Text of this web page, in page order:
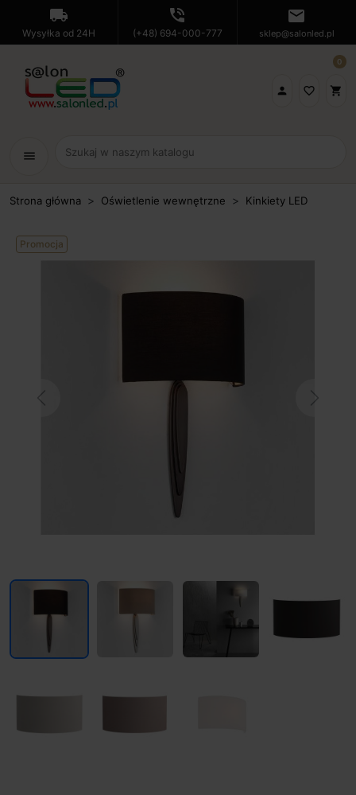
local_shipping
Wysyłka od 24H
phone_in_talk
(+48) 694-000-777
mail
sklep@salonled.pl
 favorite_border shopping_cart
0
menu
Strona główna Oświetlenie wewnętrzne Kinkiety LED
Promocja